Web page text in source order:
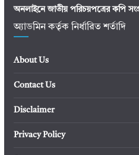
অনলাইনে জাতীয় পরিচয়পত্রের কপি
অ্যাডমিন কর্তৃক নির্ধারিত শর্তাদি
About Us
Contact Us
Disclaimer
Privacy Policy